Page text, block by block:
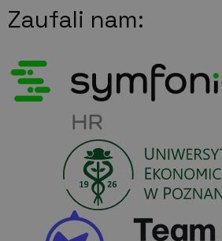
Zaufali nam: